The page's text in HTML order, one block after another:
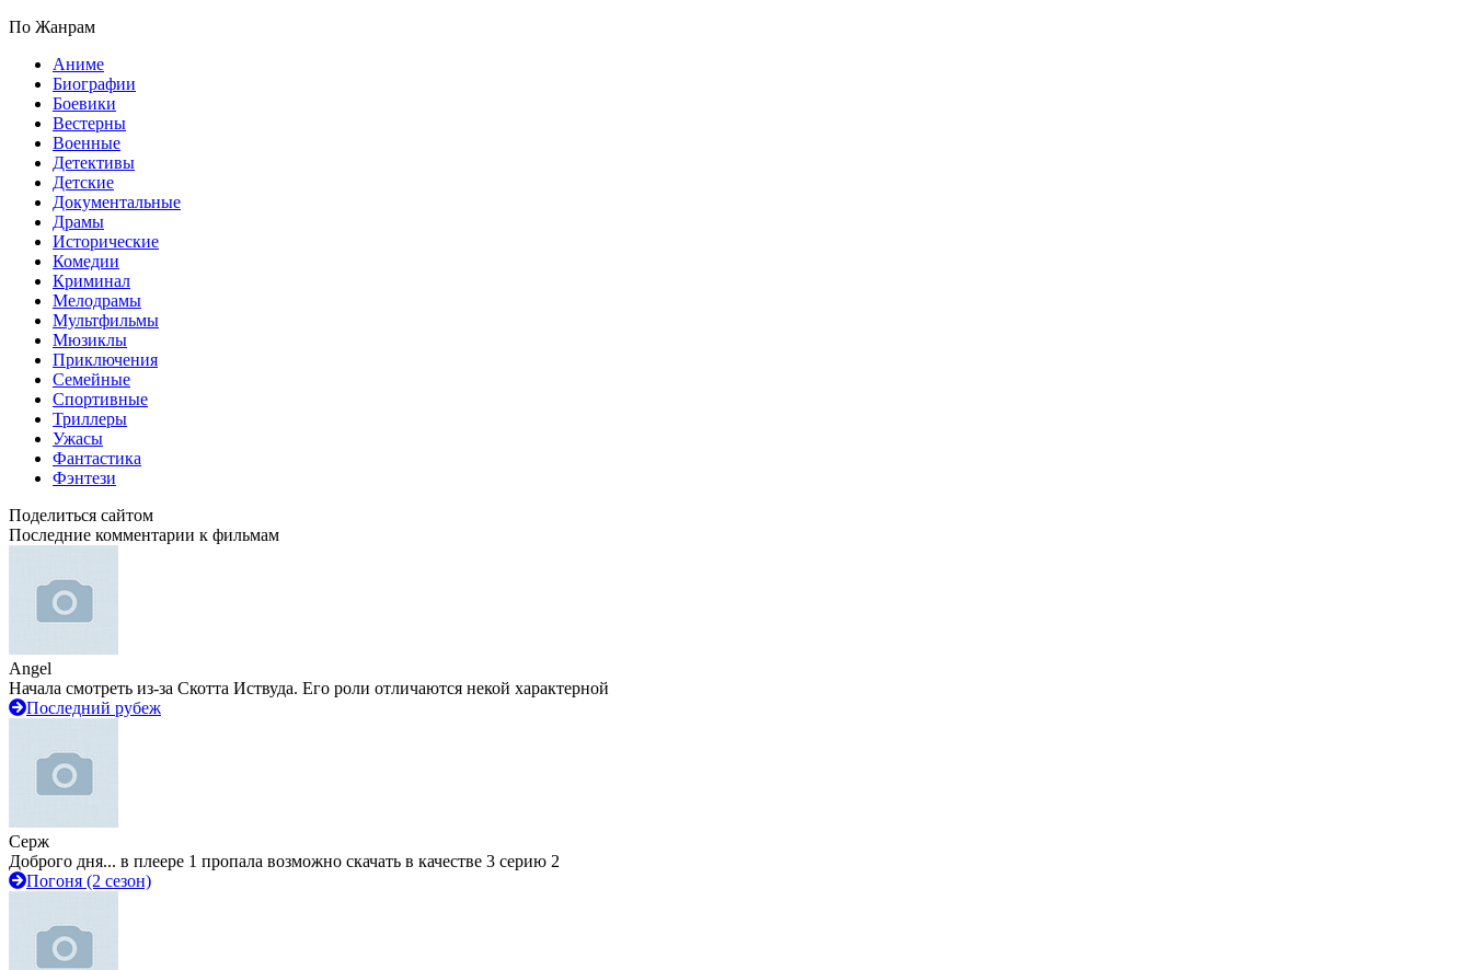
По Жанрам
Аниме
Биографии
Боевики
Вестерны
Военные
Детективы
Детские
Документальные
Драмы
Исторические
Комедии
Криминал
Мелодрамы
Мультфильмы
Мюзиклы
Приключения
Семейные
Спортивные
Триллеры
Ужасы
Фантастика
Фэнтези
Поделиться сайтом
Последние комментарии к фильмам
Angel
Начала смотреть из-за Скотта Иствуда. Его роли отличаются некой характерной
Последний рубеж
Серж
Доброго дня... в плеере 1 пропала возможно скачать в качестве 3 серию 2
Погоня (2 сезон)